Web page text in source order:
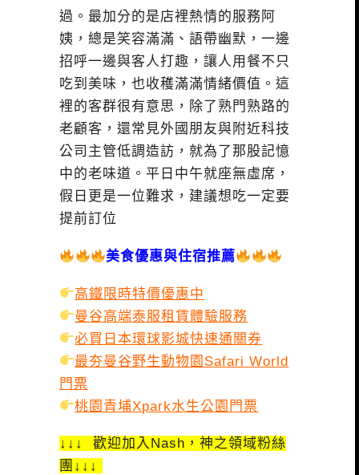
過。最加分的是店裡熱情的服務阿
姨，總是笑容滿滿、語帶幽默，一邊
招呼一邊與客人打趣，讓人用餐不只
吃到美味，也收穫滿滿情緒價值。這
裡的客群很有意思，除了熟門熟路的
老顧客，還常見外國朋友與附近科技
公司主管低調造訪，就為了那股記憶
中的老味道。平日中午就座無虛席，
假日更是一位難求，建議想吃一定要
提前訂位
美食優惠與住宿推薦
高鐵限時特價優惠中
曼谷高端泰服租賃體驗服務
必買日本環球影城快速通關券
最夯曼谷野生動物園Safari World
門票
桃園青埔Xpark水生公園門票
↓↓↓ 歡迎加入Nash，神之領域粉絲
團↓↓↓